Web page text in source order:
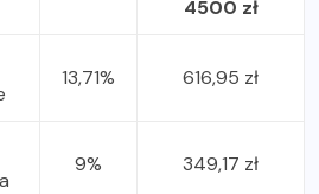
4500 zł
13,71% 616,95 zł
9% 349,17 zł